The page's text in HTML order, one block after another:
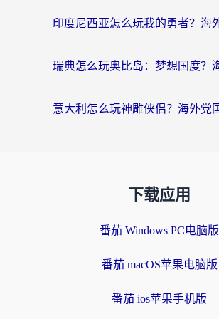
下载应用
番茄 Windows PC电脑版
番茄 macOS苹果电脑版
番茄 ios苹果手机版